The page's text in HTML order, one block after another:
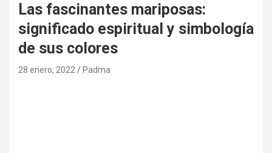
Las fascinantes mariposas:
significado espiritual y simbología
de sus colores
28 enero, 2022 Padma